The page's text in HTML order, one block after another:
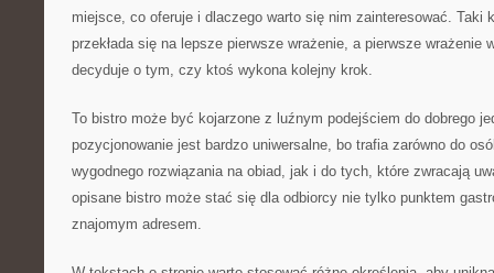
miejsce, co oferuje i dlaczego warto się nim zainteresować. Taki
przekłada się na lepsze pierwsze wrażenie, a pierwsze wrażenie
decyduje o tym, czy ktoś wykona kolejny krok.
To bistro może być kojarzone z luźnym podejściem do dobrego
pozycjonowanie jest bardzo uniwersalne, bo trafia zarówno do
wygodnego rozwiązania na obiad, jak i do tych, które zwracają
opisane bistro może stać się dla odbiorcy nie tylko punktem
znajomym adresem.